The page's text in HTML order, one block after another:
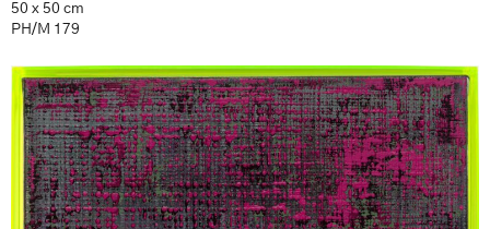
50 x 50 cm
PH/M 179